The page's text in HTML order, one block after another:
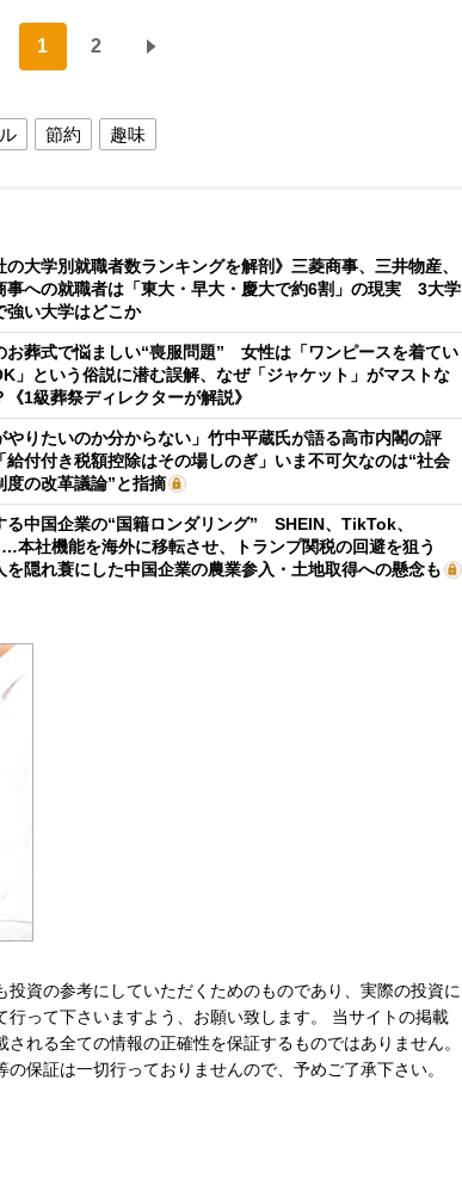
1 2
節約 趣味
の大学別就職者数ランキングを解剖》三菱商事、三井物産、
事への就職者は「東大・早大・慶大で約6割」の現実 3大学
強い大学はどこか
お葬式で悩ましい“喪服問題” 女性は「ワンピースを着てい
」という俗説に潜む誤解、なぜ「ジャケット」がマストな
《1級葬祭ディレクターが解説》
やりたいのか分からない」竹中平蔵氏が語る高市内閣の評
付付き税額控除はその場しのぎ」いま不可欠なのは“社会
度の改革議論”と指摘
る中国企業の“国籍ロンダリング” SHEIN、TikTok、
本社機能を海外に移転させ、トランプ関税の回避を狙う
を隠れ蓑にした中国企業の農業参入・土地取得への懸念も
資の参考にしていただくためのものであり、実際の投資に
って下さいますよう、お願い致します。 当サイトの掲載
れる全ての情報の正確性を保証するものではありません。
保証は一切行っておりませんので、予めご了承下さい。